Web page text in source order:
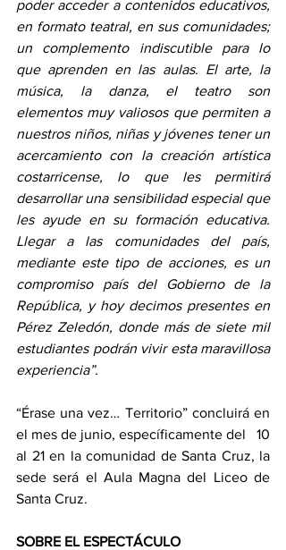
poder acceder a contenidos educativos,
en formato teatral, en sus comunidades;
un complemento indiscutible para lo
que aprenden en las aulas. El arte, la
música, la danza, el teatro son
elementos muy valiosos que permiten a
nuestros niños, niñas y jóvenes tener un
acercamiento con la creación artística
costarricense, lo que les permitirá
desarrollar una sensibilidad especial que
les ayude en su formación educativa.
Llegar a las comunidades del país,
mediante este tipo de acciones, es un
compromiso país del Gobierno de la
República, y hoy decimos presentes en
Pérez Zeledón, donde más de siete mil
estudiantes podrán vivir esta maravillosa
experiencia”.
“Érase una vez… Territorio” concluirá en
el mes de junio, específicamente del   10
al 21 en la comunidad de Santa Cruz, la
sede será el Aula Magna del Liceo de
Santa Cruz.
SOBRE EL ESPECTÁCULO